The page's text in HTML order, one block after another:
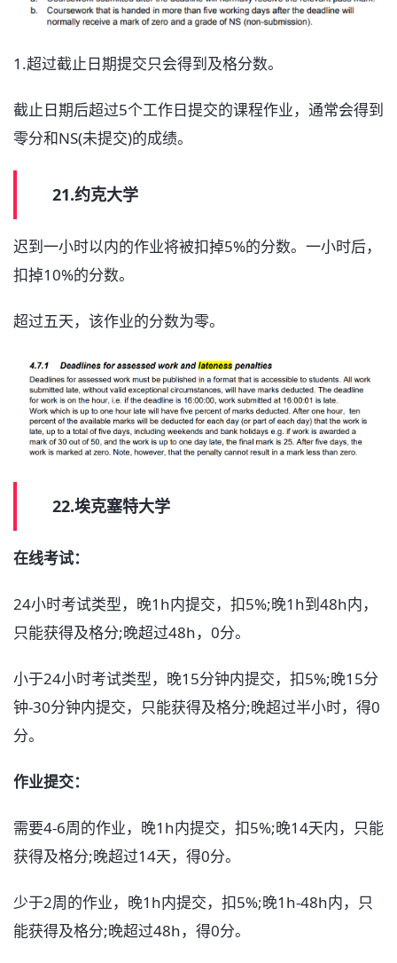
1.超过截止日期提交只会得到及格分数。
截止日期后超过5个工作日提交的课程作业，通常会得到
零分和NS(未提交)的成绩。
21.约克大学
迟到一小时以内的作业将被扣掉5%的分数。一小时后，
扣掉10%的分数。
超过五天，该作业的分数为零。
22.埃克塞特大学
在线考试：
24小时考试类型，晚1h内提交，扣5%;晚1h到48h内，
只能获得及格分;晚超过48h，0分。
小于24小时考试类型，晚15分钟内提交，扣5%;晚15分
钟-30分钟内提交，只能获得及格分;晚超过半小时，得0
分。
作业提交：
需要4-6周的作业，晚1h内提交，扣5%;晚14天内，只能
获得及格分;晚超过14天，得0分。
少于2周的作业，晚1h内提交，扣5%;晚1h-48h内，只
能获得及格分;晚超过48h，得0分。